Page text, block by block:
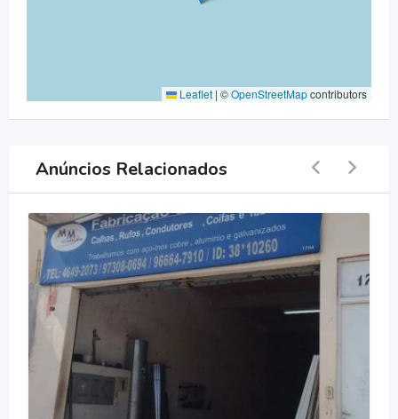
Leaflet | ©OpenStreetMapcontributors
Anúncios Relacionados